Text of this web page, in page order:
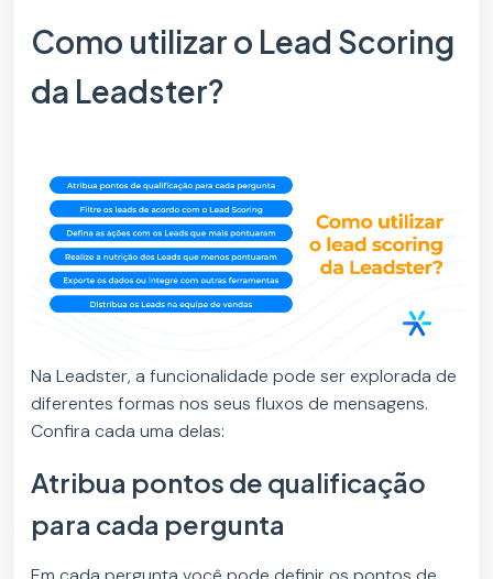
Como utilizar o Lead Scoring
da Leadster?
Na Leadster, a funcionalidade pode ser explorada de
diferentes formas nos seus fluxos de mensagens.
Confira cada uma delas:
Atribua pontos de qualificação
para cada pergunta